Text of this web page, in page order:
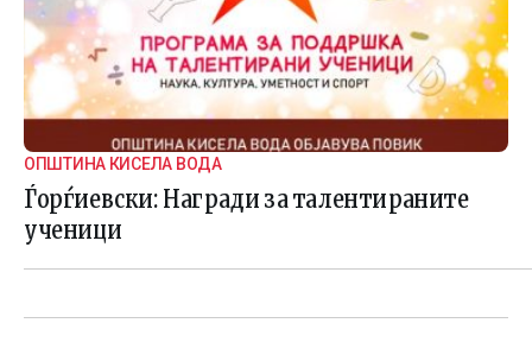
ОПШТИНА КИСЕЛА ВОДА
Ѓорѓиевски: Награди за талентираните
ученици